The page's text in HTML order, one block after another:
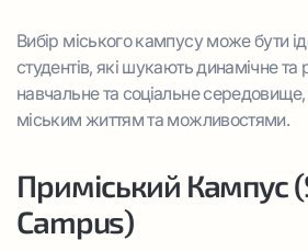
Вибір міського кампусу може бути
студентів, які шукають динамічне та
навчальне та соціальне середовище,
міським життям та можливостями.
Приміський Кампус
Campus)